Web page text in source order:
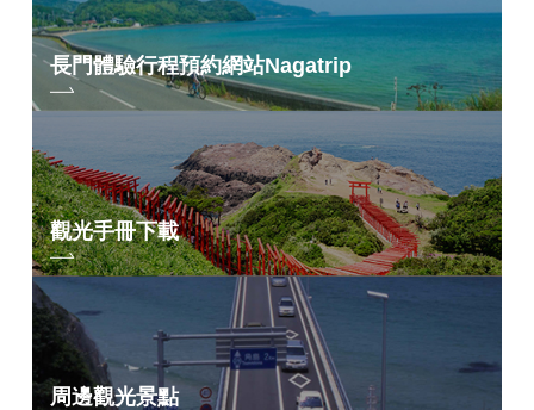
長門體驗行程預約網站Nagatrip
觀光手冊下載
周邊觀光景點